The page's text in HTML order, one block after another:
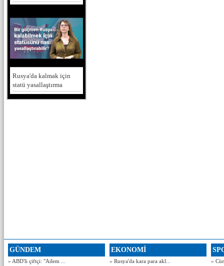
Rusya'da kalmak için
statü yasallaştırma
GÜNDEM
» ABD'li çiftçi: "Ailem ...
EKONOMİ
» Rusya'da kara para akl...
»